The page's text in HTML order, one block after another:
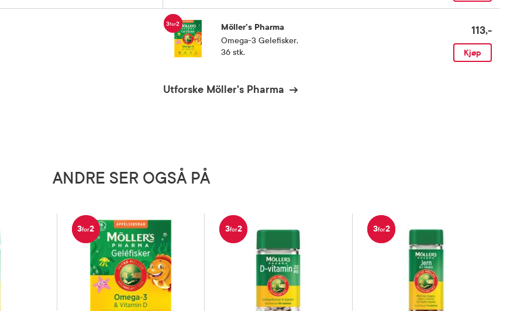
3for2
Möller's Pharma
Omega-3 Gelefisker,
36 stk.
113,-
Kjøp
Utforske Möller's Pharma
ANDRE SER OGSÅ PÅ
3for2 3for2 3for2